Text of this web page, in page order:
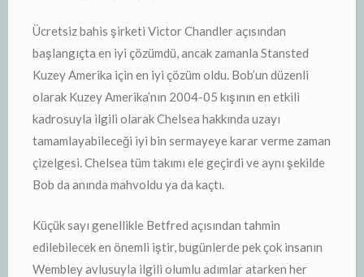
Ücretsiz bahis şirketi Victor Chandler açısından
başlangıçta en iyi çözümdü, ancak zamanla Stansted
Kuzey Amerika için en iyi çözüm oldu. Bob’un düzenli
olarak Kuzey Amerika’nın 2004-05 kışının en etkili
kadrosuyla ilgili olarak Chelsea hakkında uzayı
tamamlayabileceği iyi bin sermayeye karar verme zaman
çizelgesi. Chelsea tüm takımı ele geçirdi ve aynı şekilde
Bob da anında mahvoldu ya da kaçtı.
Küçük sayı genellikle Betfred açısından tahmin
edilebilecek en önemli iştir, bugünlerde pek çok insanın
Wembley avlusuyla ilgili olumlu adımlar atarken her